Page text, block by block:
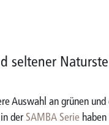
seltener
Auswahl an grünen und
der SAMBA Serie